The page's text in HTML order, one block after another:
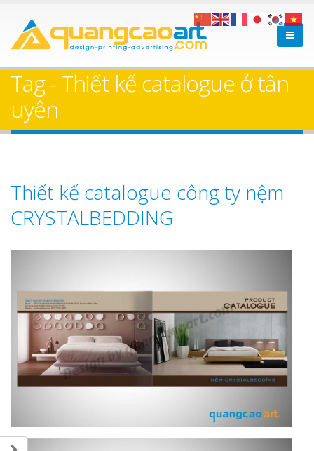
Tag - Thiết kế catalogue ở tân
uyên
Thiết kế catalogue công ty nệm
CRYSTALBEDDING